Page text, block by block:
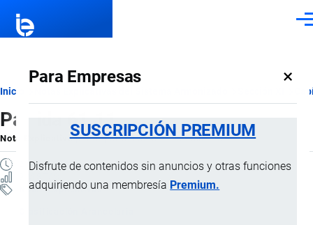
Para Empresas ×
SUSCRIPCIÓN PREMIUM
Disfrute de contenidos sin anuncios y otras funciones
adquiriendo una membresía Premium.
Ruta
de
navegación
Inicio
Partida 61.11
Nota ExplicativaporImportaciones …, 20 Julio, 2024
2 MINUTOS
Notas Explicativas